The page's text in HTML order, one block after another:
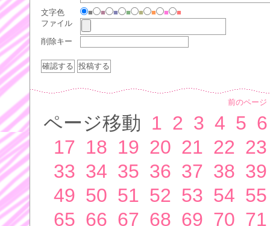
文字色 ■ ■ ■ ■ ■ ■ ■
■
ファイル
削除キー
前のページ
ページ移動 1 2 3 4 5 6
17 18 19 20 21 22 23
33 34 35 36 37 38 39
49 50 51 52 53 54 55
65 66 67 68 69 70 71